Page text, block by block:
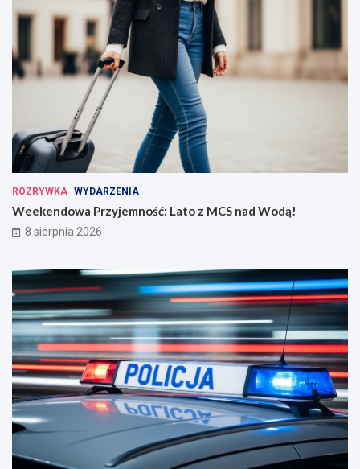
ROZRYWKA WYDARZENIA
Weekendowa Przyjemność: Lato z MCS nad Wodą!
8 sierpnia 2026